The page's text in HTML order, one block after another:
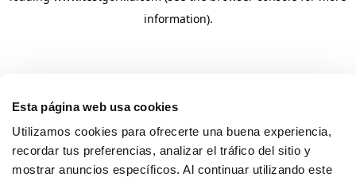
Esta página web usa cookies
Utilizamos cookies para ofrecerte una buena experiencia,
recordar tus preferencias, analizar el tráfico del sitio y
mostrar anuncios específicos. Al continuar utilizando este
information).